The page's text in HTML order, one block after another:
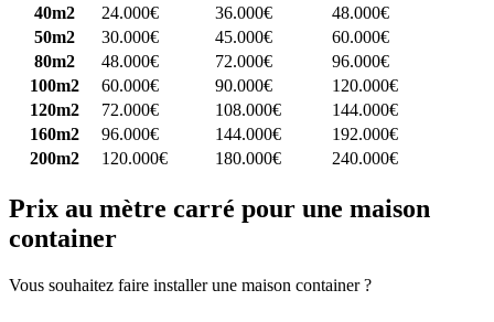
40m2
24.000€ 36.000€
48.000€
50m2
30.000€ 45.000€
60.000€
80m2
48.000€ 72.000€
96.000€
100m2
60.000€ 90.000€
120.000€
120m2
72.000€ 108.000€
144.000€
160m2
96.000€ 144.000€
192.000€
200m2
120.000€ 180.000€ 240.000€
Prix au mètre carré pour une maison
container
Vous souhaitez faire installer une maison container ?